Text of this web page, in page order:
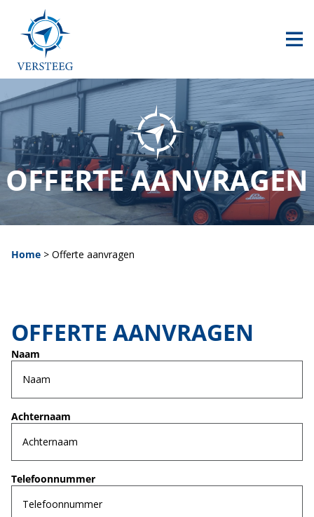
HOME
AANBOD
CONTACT
0517 240 500
info@versteegheftrucks.nl
OFFERTE AANVRAGEN
Home > Offerte aanvragen
OFFERTE AANVRAGEN
Naam
Achternaam
Telefoonnummer